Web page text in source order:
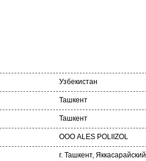
Узбекистан
Ташкент
Ташкент
ООО ALES POLIIZOL
г. Ташкент,